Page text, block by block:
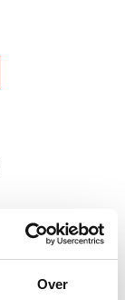
Over